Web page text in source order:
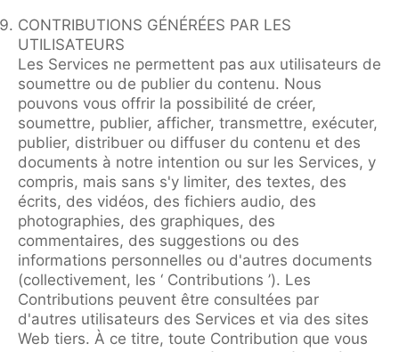
CONTRIBUTIONS GÉNÉRÉES PAR LES
UTILISATEURS
Les Services ne permettent pas aux utilisateurs de
soumettre ou de publier du contenu. Nous
pouvons vous offrir la possibilité de créer,
soumettre, publier, afficher, transmettre, exécuter,
publier, distribuer ou diffuser du contenu et des
documents à notre intention ou sur les Services, y
compris, mais sans s'y limiter, des textes, des
écrits, des vidéos, des fichiers audio, des
photographies, des graphiques, des
commentaires, des suggestions ou des
informations personnelles ou d'autres documents
(collectivement, les ‘ Contributions ’). Les
Contributions peuvent être consultées par
d'autres utilisateurs des Services et via des sites
Web tiers. À ce titre, toute Contribution que vous